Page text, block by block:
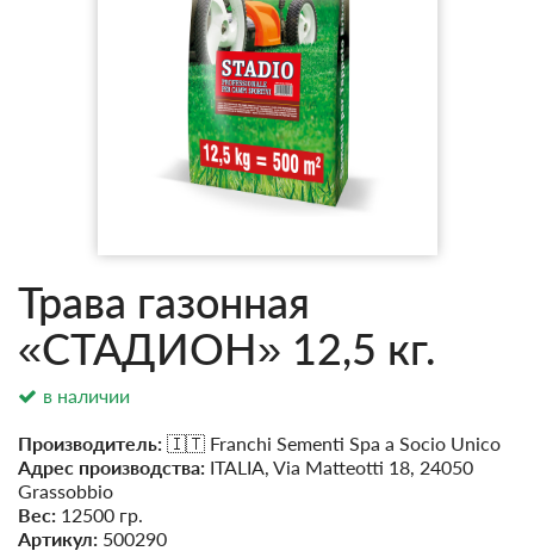
Трава газонная
«СТАДИОН» 12,5 кг.
в наличии
Производитель: 🇮🇹 Franchi Sementi Spa a Socio Unico
Адрес производства: ITALIA, Via Matteotti 18, 24050
Grassobbio
Вес: 12500 гр.
Артикул: 500290